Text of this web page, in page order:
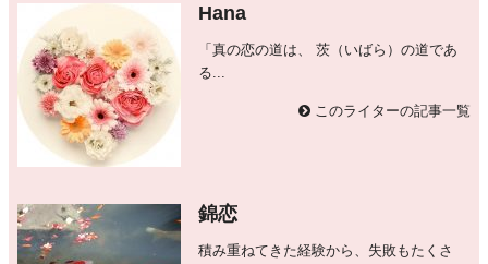
Hana
「真の恋の道は、 茨（いばら）の道であ
る...
このライターの記事一覧
錦恋
積み重ねてきた経験から、失敗もたくさ